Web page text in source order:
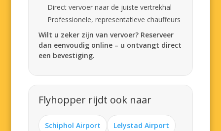
Direct vervoer naar de juiste vertrekhal
Professionele, representatieve chauffeurs
Wilt u zeker zijn van vervoer? Reserveer
dan eenvoudig online – u ontvangt direct
een bevestiging.
Flyhopper rijdt ook naar
Schiphol Airport Lelystad Airport